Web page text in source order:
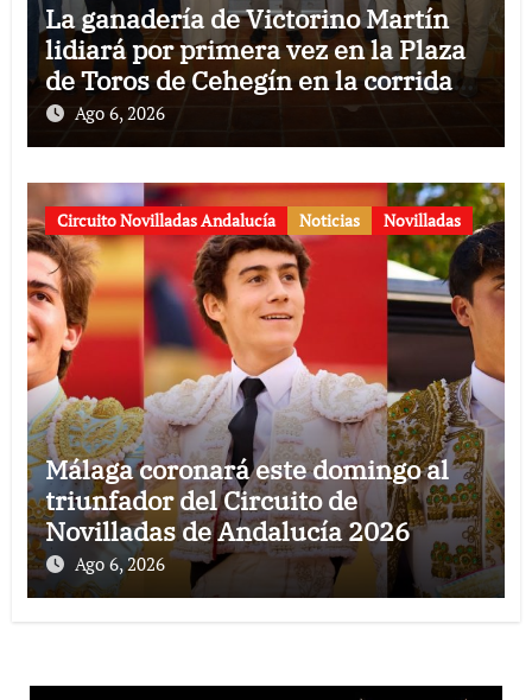
La ganadería de Victorino Martín
lidiará por primera vez en la Plaza
de Toros de Cehegín en la corrida
conmemorativa de su 125
aniversario
Ago 6, 2026
Circuito Novilladas Andalucía Noticias Novilladas
Málaga coronará este domingo al
triunfador del Circuito de
Novilladas de Andalucía 2026
Ago 6, 2026